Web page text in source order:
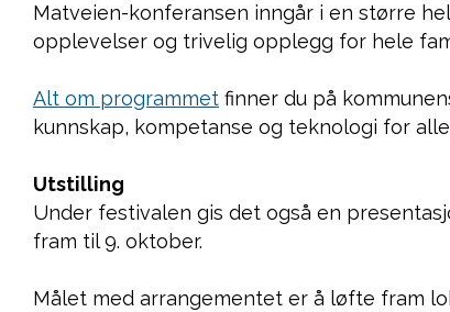
Matveien-konferansen inngår i en større
opplevelser og trivelig opplegg for hele
Alt om programmet finner du på
kunnskap, kompetanse og teknologi for
Utstilling
Under festivalen gis det også en
fram til 9. oktober.
Målet med arrangementet er å løfte fram